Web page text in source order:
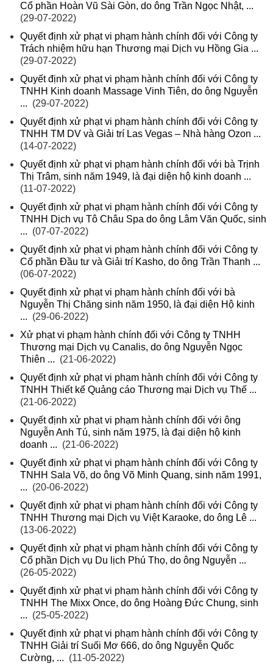
Cổ phần Hoàn Vũ Sài Gòn, do ông Trần Ngọc Nhật, ...
(29-07-2022)
Quyết định xử phạt vi phạm hành chính đối với Công ty
Trách nhiệm hữu hạn Thương mại Dịch vụ Hồng Gia ...
(29-07-2022)
Quyết định xử phạt vi phạm hành chính đối với Công ty
TNHH Kinh doanh Massage Vinh Tiên, do ông Nguyễn
... (29-07-2022)
Quyết định xử phạt vi phạm hành chính đối với Công ty
TNHH TM DV và Giải trí Las Vegas – Nhà hàng Ozon ...
(14-07-2022)
Quyết định xử phạt vi phạm hành chính đối với bà Trịnh
Thị Trâm, sinh năm 1949, là đại diện hộ kinh doanh ...
(11-07-2022)
Quyết định xử phạt vi phạm hành chính đối với Công ty
TNHH Dịch vụ Tô Châu Spa do ông Lâm Văn Quốc, sinh
... (07-07-2022)
Quyết định xử phạt vi phạm hành chính đối với Công ty
Cổ phần Đầu tư và Giải trí Kasho, do ông Trần Thanh ...
(06-07-2022)
Quyết định xử phạt vi phạm hành chính đối với bà
Nguyễn Thị Chăng sinh năm 1950, là đại diện Hộ kinh
... (29-06-2022)
Xử phạt vi phạm hành chính đối với Công ty TNHH
Thương mại Dịch vụ Canalis, do ông Nguyễn Ngọc
Thiên ... (21-06-2022)
Quyết định xử phạt vi phạm hành chính đối với Công ty
TNHH Thiết kế Quảng cáo Thương mại Dịch vụ Thế ...
(21-06-2022)
Quyết định xử phạt vi phạm hành chính đối với ông
Nguyễn Anh Tú, sinh năm 1975, là đại diện hộ kinh
doanh ... (21-06-2022)
Quyết định xử phạt vi phạm hành chính đối với Công ty
TNHH Sala Võ, do ông Võ Minh Quang, sinh năm 1991,
... (20-06-2022)
Quyết định xử phạt vi phạm hành chính đối với Công ty
TNHH Thương mại Dịch vụ Việt Karaoke, do ông Lê ...
(13-06-2022)
Quyết định xử phạt vi phạm hành chính đối với Công ty
Cổ phần Dịch vụ Du lịch Phú Thọ, do ông Nguyễn ...
(26-05-2022)
Quyết định xử phạt vi phạm hành chính đối với Công ty
TNHH The Mixx Once, do ông Hoàng Đức Chung, sinh
... (25-05-2022)
Quyết định xử phạt vi phạm hành chính đối với Công ty
TNHH Giải trí Suối Mơ 666, do ông Nguyễn Quốc
Cường, ... (11-05-2022)